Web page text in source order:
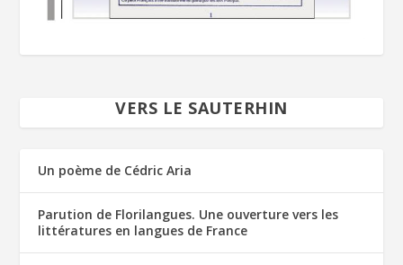
VERS LE SAUTERHIN
Un poème de Cédric Aria
Parution de Florilangues. Une ouverture vers les
littératures en langues de France